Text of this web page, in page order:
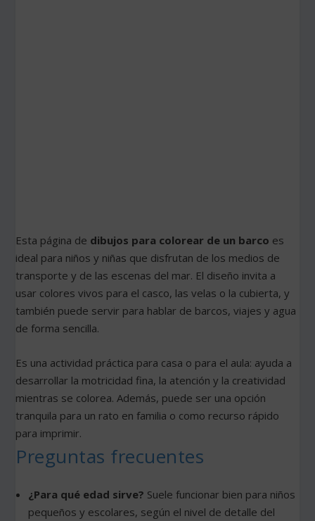
Esta página de dibujos para colorear de un barco es
ideal para niños y niñas que disfrutan de los medios de
transporte y de las escenas del mar. El diseño invita a
usar colores vivos para el casco, las velas o la cubierta, y
también puede servir para hablar de barcos, viajes y agua
de forma sencilla.
Es una actividad práctica para casa o para el aula: ayuda a
desarrollar la motricidad fina, la atención y la creatividad
mientras se colorea. Además, puede ser una opción
tranquila para un rato en familia o como recurso rápido
para imprimir.
Preguntas frecuentes
¿Para qué edad sirve? Suele funcionar bien para niños
pequeños y escolares, según el nivel de detalle del